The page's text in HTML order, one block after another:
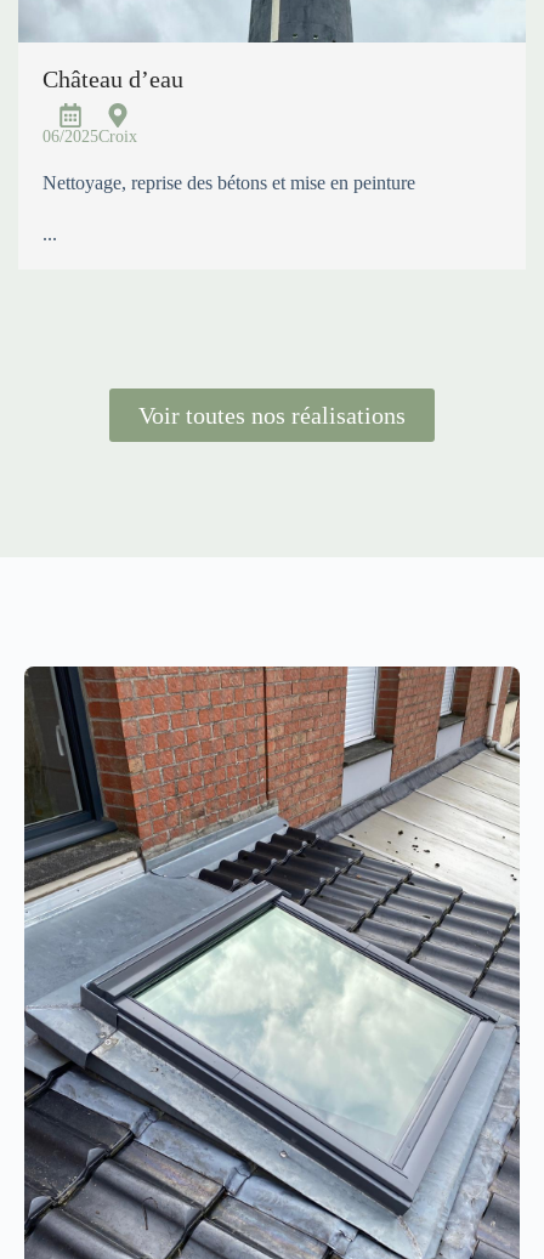
Château d’eau
06/2025Croix
Nettoyage, reprise des bétons et mise en peinture
...
Voir toutes nos réalisations